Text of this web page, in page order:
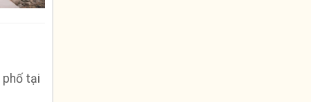
phố tại